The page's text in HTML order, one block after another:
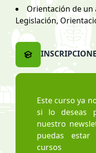
Orientación de un
Legislación,
Este curso ya
si lo deseas
nuestro
puedas
cursos